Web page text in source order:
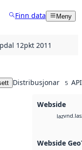
Finn data Meny
12pkt 2011
Distribusjonar 5
Webside
laz
Webside